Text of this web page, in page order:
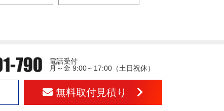
電話受付
月～金 9:00～17:00（土日祝休）
無料取付見積り